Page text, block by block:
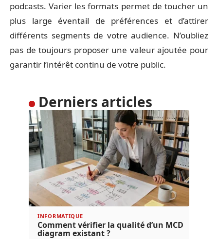
podcasts. Varier les formats permet de toucher un
plus large éventail de préférences et d’attirer
différents segments de votre audience. N’oubliez
pas de toujours proposer une valeur ajoutée pour
garantir l’intérêt continu de votre public.
Derniers articles
INFORMATIQUE
Comment vérifier la qualité d’un MCD
diagram existant ?